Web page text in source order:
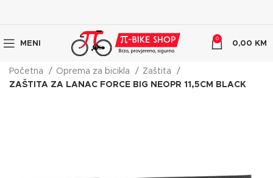
MENI
0
0,00 KM
Početna Oprema za bicikla
Zaštita
ZAŠTITA ZA LANAC FORCE BIG NEOPR 11,5CM BLACK